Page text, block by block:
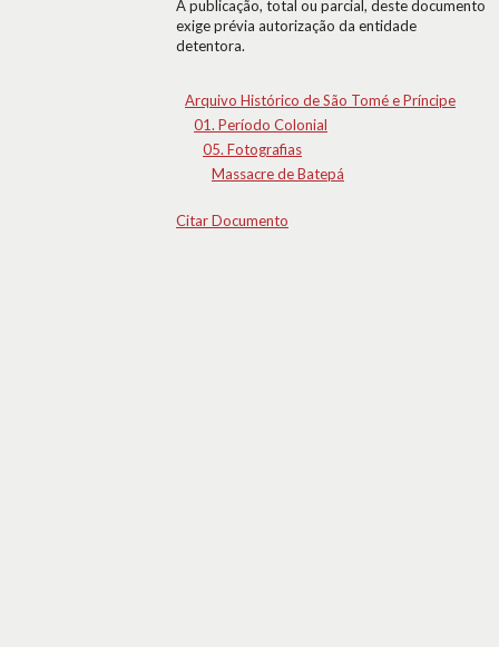
A publicação, total ou parcial, deste documento
exige prévia autorização da entidade
detentora.
Arquivo Histórico de São Tomé e Príncipe
01. Período Colonial
05. Fotografias
Massacre de Batepá
Citar Documento